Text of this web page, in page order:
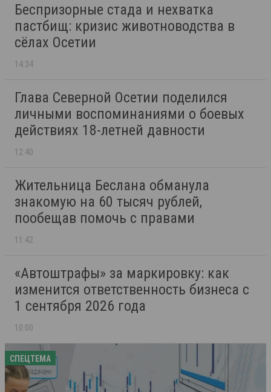
Беспризорные стада и нехватка
пастбищ: кризис животноводства в
сёлах Осетии
14:34
Глава Северной Осетии поделился
личными воспоминаниями о боевых
действиях 18-летней давности
12:40
Жительница Беслана обманула
знакомую на 60 тысяч рублей,
пообещав помочь с правами
11:42
«Автоштрафы» за маркировку: как
изменится ответственность бизнеса с
1 сентября 2026 года
10:00
СПЕЦТЕМА